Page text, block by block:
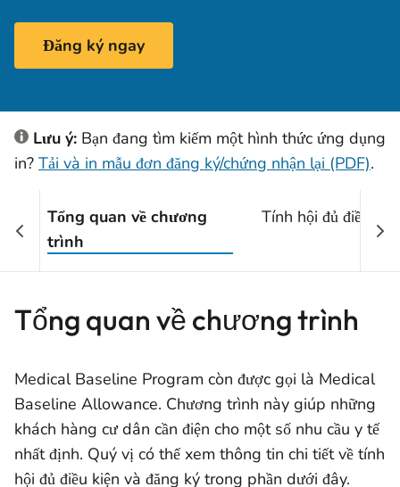
Đăng ký ngay
Lưu ý: Bạn đang tìm kiếm một hình thức ứng dụng
in? Tải và in mẫu đơn đăng ký/chứng nhận lại (PDF).
Tổng quan về chương
trình
Tính hội đủ điều
Tổng quan về chương trình
Medical Baseline Program còn được gọi là Medical
Baseline Allowance. Chương trình này giúp những
khách hàng cư dân cần điện cho một số nhu cầu y tế
nhất định. Quý vị có thể xem thông tin chi tiết về tính
hội đủ điều kiện và đăng ký trong phần dưới đây.